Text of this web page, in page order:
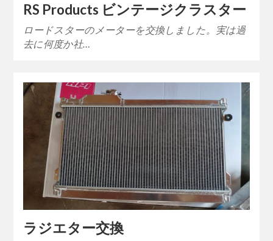
RS Products ビンテージクラスター
ロードスターのメーターを交換しました。実は過
去に何度か社…
ラジエター交換